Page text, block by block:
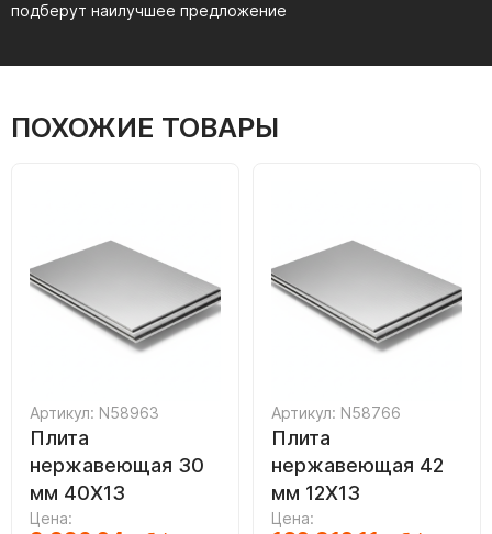
подберут наилучшее предложение
ПОХОЖИЕ ТОВАРЫ
Артикул: N58963
Плита
нержавеющая 30
мм 40Х13
Цена:
Артикул: N58766
Плита
нержавеющая 42
мм 12Х13
Цена: